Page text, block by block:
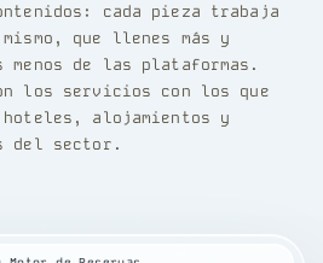
cada pieza trabaja
que llenes más y
menos de las plataformas.
los servicios con los que
hoteles, alojamientos y
del sector.